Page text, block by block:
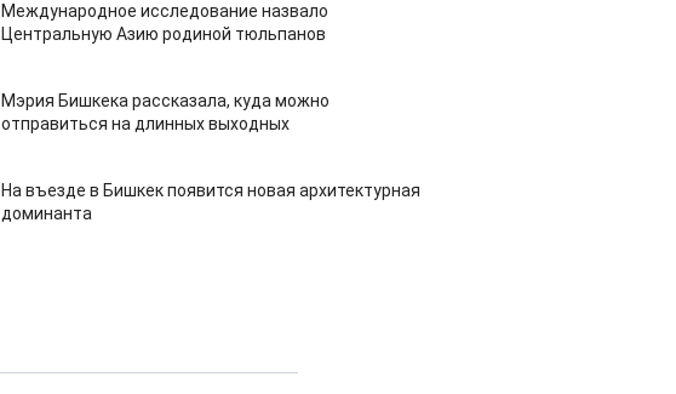
Международное исследование назвало
Центральную Азию родиной тюльпанов
Мэрия Бишкека рассказала, куда можно
отправиться на длинных выходных
На въезде в Бишкек появится новая архитектурная
доминанта